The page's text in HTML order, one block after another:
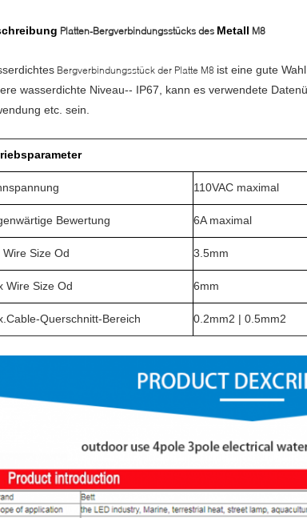
Platten-Bergverbindungsstücks des Metall M8
Bergverbindungsstück der Platte M8 ist eine gute
wasserdichte Niveau-- IP67, kann es verwendete
etc. sein.
110VAC maximal
Bewertung 6A maximal
Wire Size Od 3.5mm
Wire Size Od 6mm
Querschnitt-Bereich 0.2mm2 | 0.5mm2